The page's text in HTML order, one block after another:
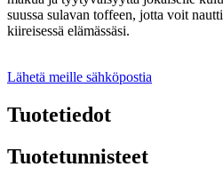
suussa sulavan toffeen, jotta voit
kiireisessä elämässäsi.
Lähetä meille sähköpostia
Tuotetiedot
Tuotetunnisteet